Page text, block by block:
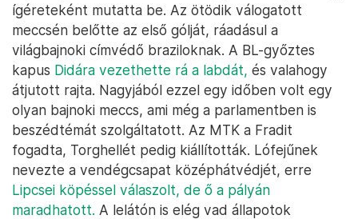
ígéreteként mutatta be. Az ötödik válogatott
meccsén belőtte az első gólját, ráadásul a
világbajnoki címvédő braziloknak. A BL-győztes
kapus Didára vezethette rá a labdát, és valahogy
átjutott rajta. Nagyjából ezzel egy időben volt egy
olyan bajnoki meccs, ami még a parlamentben is
beszédtémát szolgáltatott. Az MTK a Fradit
fogadta, Torghellét pedig kiállították. Lófejűnek
nevezte a vendégcsapat középhátvédjét, erre
Lipcsei köpéssel válaszolt, de ő a pályán
maradhatott. A lelátón is elég vad állapotok